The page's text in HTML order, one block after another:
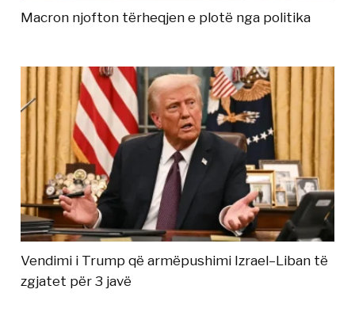
Macron njofton tërheqjen e plotë nga politika
Vendimi i Trump që armëpushimi Izrael–Liban të
zgjatet për 3 javë